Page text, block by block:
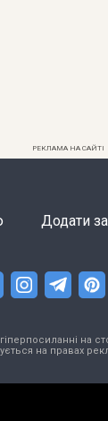
РЕКЛАМА НА САЙТІ
Додати
на
на правах